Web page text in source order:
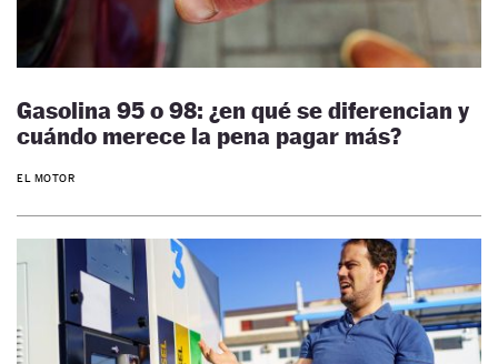
Gasolina 95 o 98: ¿en qué se diferencian y
cuándo merece la pena pagar más?
EL MOTOR